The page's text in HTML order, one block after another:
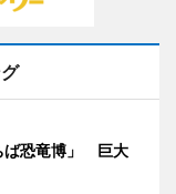
ば恐竜博」 巨大